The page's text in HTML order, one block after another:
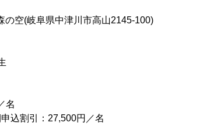
の空(岐阜県中津川市高山2145-100)
名
込割引：27,500円／名